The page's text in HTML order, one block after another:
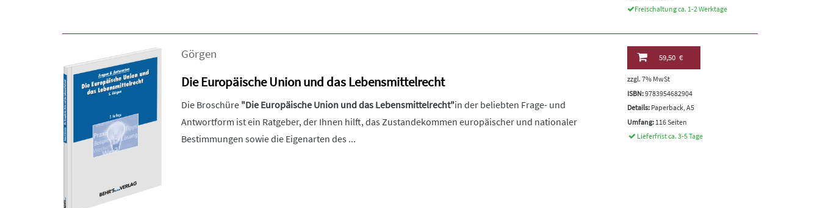
Freischaltung ca. 1-2 Werktage
Görgen
Die Europäische Union und das Lebensmittelrecht
Die Broschüre "Die Europäische Union und das Lebensmittelrecht"in der beliebten Frage- und
Antwortform ist ein Ratgeber, der Ihnen hilft, das Zustandekommen europäischer und nationaler
Bestimmungen sowie die Eigenarten des ...
59,50 €
zzgl. 7% MwSt
ISBN:9783954682904
Details: Paperback, A5
Umfang: 116 Seiten
Lieferfrist ca. 3-5 Tage